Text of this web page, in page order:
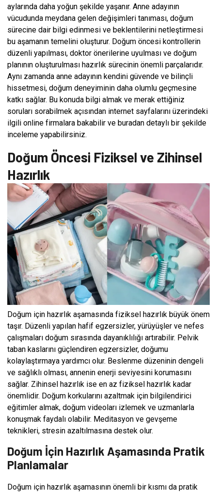
aylarında daha yoğun şekilde yaşanır. Anne adayının
vücudunda meydana gelen değişimleri tanıması, doğum
sürecine dair bilgi edinmesi ve beklentilerini netleştirmesi
bu aşamanın temelini oluşturur. Doğum öncesi kontrollerin
düzenli yapılması, doktor önerilerine uyulması ve doğum
planının oluşturulması hazırlık sürecinin önemli parçalarıdır.
Aynı zamanda anne adayının kendini güvende ve bilinçli
hissetmesi, doğum deneyiminin daha olumlu geçmesine
katkı sağlar. Bu konuda bilgi almak ve merak ettiğiniz
soruları sorabilmek açısından internet sayfalarını üzerindeki
ilgili online firmalara bakabilir ve buradan detaylı bir şekilde
inceleme yapabilirsiniz.
Doğum Öncesi Fiziksel ve Zihinsel
Hazırlık
Doğum için hazırlık aşamasında fiziksel hazırlık büyük önem
taşır. Düzenli yapılan hafif egzersizler, yürüyüşler ve nefes
çalışmaları doğum sırasında dayanıklılığı artırabilir. Pelvik
taban kaslarını güçlendiren egzersizler, doğumu
kolaylaştırmaya yardımcı olur. Beslenme düzeninin dengeli
ve sağlıklı olması, annenin enerji seviyesini korumasını
sağlar. Zihinsel hazırlık ise en az fiziksel hazırlık kadar
önemlidir. Doğum korkularını azaltmak için bilgilendirici
eğitimler almak, doğum videoları izlemek ve uzmanlarla
konuşmak faydalı olabilir. Meditasyon ve gevşeme
teknikleri, stresin azaltılmasına destek olur.
Doğum İçin Hazırlık Aşamasında Pratik
Planlamalar
Doğum için hazırlık aşamasının önemli bir kısmı da pratik